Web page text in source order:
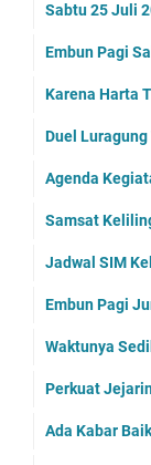
Sabtu 25 Juli
Embun Pagi
Karena Harta
Duel
Agenda
Samsat
Jadwal SIM
Embun Pagi
Waktunya
Perkuat
Ada Kabar